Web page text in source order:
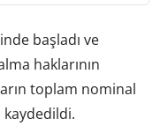
başladı ve
haklarının
toplam nominal
kaydedildi.